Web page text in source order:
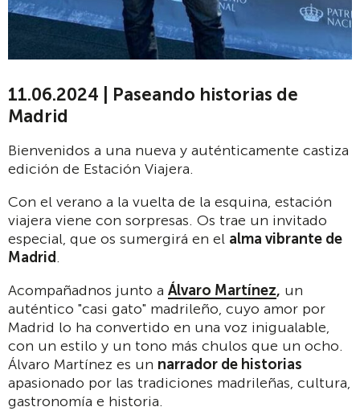
11.06.2024 | Paseando historias de
Madrid
Bienvenidos a una nueva y auténticamente castiza
edición de Estación Viajera.
Con el verano a la vuelta de la esquina, estación
viajera viene con sorpresas. Os trae un invitado
especial, que os sumergirá en el alma vibrante de
Madrid.
Acompañadnos junto a Álvaro Martínez, un
auténtico "casi gato" madrileño, cuyo amor por
Madrid lo ha convertido en una voz inigualable,
con un estilo y un tono más chulos que un ocho.
Álvaro Martínez es un narrador de historias
apasionado por las tradiciones madrileñas, cultura,
gastronomía e historia.